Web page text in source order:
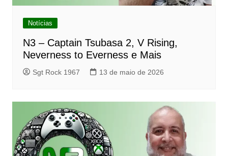
Notícias
N3 – Captain Tsubasa 2, V Rising,
Neverness to Everness e Mais
Sgt Rock 1967 13 de maio de 2026